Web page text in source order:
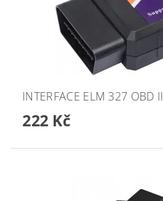
INTERFACE ELM 327 OBD II
222 Kč